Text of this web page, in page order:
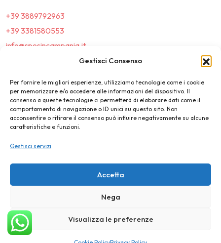
Gestisci Consenso
Per fornire le migliori esperienze, utilizziamo tecnologie come i cookie
per memorizzare e/o accedere alle informazioni del dispositivo. Il
consenso a queste tecnologie ci permetterà di elaborare dati come il
comportamento di navigazione o ID unici su questo sito. Non
acconsentire o ritirare il consenso può influire negativamente su alcune
caratteristiche e funzioni.
Gestisci servizi
Accetta
Nega
Visualizza le preferenze
+39 3889792963
+39 3381580553
info@sposincampania.it
sposincampania@pec.it
Link
Top100
News e Tendenze
Destination Wedding
©2025 SposIn Campania